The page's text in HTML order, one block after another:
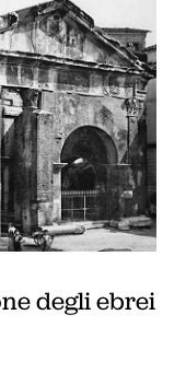
degli ebrei